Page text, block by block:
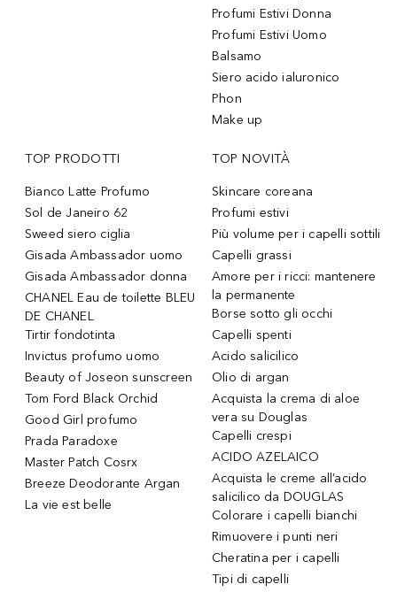
Profumi Estivi Donna
Profumi Estivi Uomo
Balsamo
Siero acido ialuronico
Phon
Make up
TOP PRODOTTI
Bianco Latte Profumo
Sol de Janeiro 62
Sweed siero ciglia
Gisada Ambassador uomo
Gisada Ambassador donna
CHANEL Eau de toilette BLEU
DE CHANEL
Tirtir fondotinta
Invictus profumo uomo
Beauty of Joseon sunscreen
Tom Ford Black Orchid
Good Girl profumo
Prada Paradoxe
Master Patch Cosrx
Breeze Deodorante Argan
La vie est belle
TOP NOVITÀ
Skincare coreana
Profumi estivi
Più volume per i capelli sottili
Capelli grassi
Amore per i ricci: mantenere
la permanente
Borse sotto gli occhi
Capelli spenti
Acido salicilico
Olio di argan
Acquista la crema di aloe
vera su Douglas
Capelli crespi
ACIDO AZELAICO
Acquista le creme all’acido
salicilico da DOUGLAS
Colorare i capelli bianchi
Rimuovere i punti neri
Cheratina per i capelli
Tipi di capelli